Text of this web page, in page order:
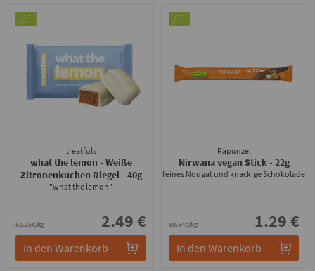
treatfuls
what the lemon - Weiße
Zitronenkuchen Riegel- 40g
"what the lemon"
62.25€/kg 2.49 €
In den Warenkorb
Rapunzel
Nirwana vegan Stick- 22g
feines Nougat und knackige Schokolade
58.64€/kg 1.29 €
In den Warenkorb